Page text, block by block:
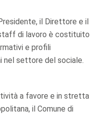
il Direttore e il
di lavoro è costituito
e profili
nel settore del sociale.
a favore e in stretta
il Comune di